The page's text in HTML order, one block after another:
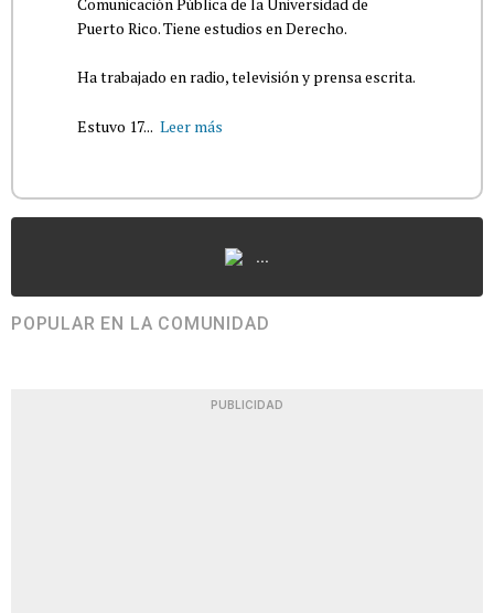
Puerto Rico. Tiene estudios en Derecho.
Ha trabajado en radio, televisión y prensa escrita.
Estuvo 17... Leer más
...
POPULAR EN LA COMUNIDAD
PUBLICIDAD